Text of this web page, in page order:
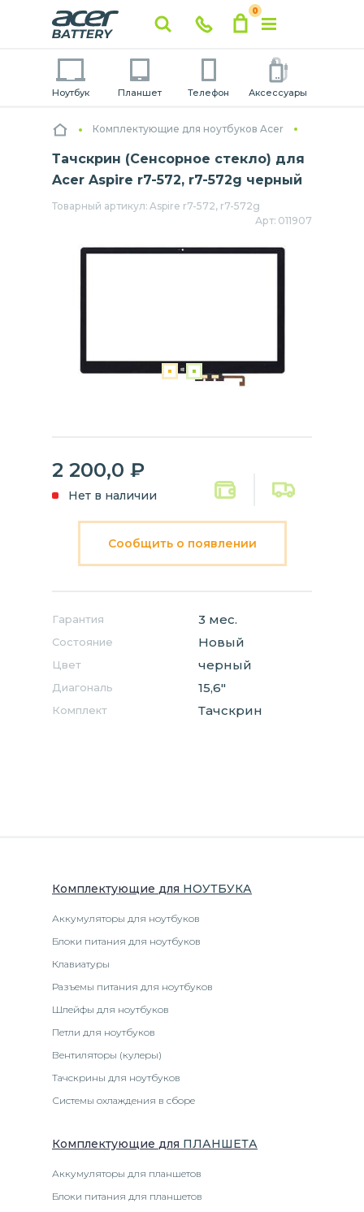
0
Ноутбук Планшет Телефон Аксессуары
Комплектующие для ноутбуков Acer
Тачскрин (Сенсорное стекло) для
Acer Aspire r7-572, r7-572g черный
Товарный артикул: Aspire r7-572, r7-572g
Арт: 011907
2 200,0 ₽
Нет в наличии
Сообщить о появлении
Гарантия 3 мес.
Состояние Новый
Цвет черный
Диагональ 15,6"
Комплект Тачскрин
Комплектующие для НОУТБУКА
Аккумуляторы для ноутбуков
Блоки питания для ноутбуков
Клавиатуры
Разъемы питания для ноутбуков
Шлейфы для ноутбуков
Петли для ноутбуков
Вентиляторы (кулеры)
Тачскрины для ноутбуков
Системы охлаждения в сборе
Комплектующие для ПЛАНШЕТА
Аккумуляторы для планшетов
Блоки питания для планшетов